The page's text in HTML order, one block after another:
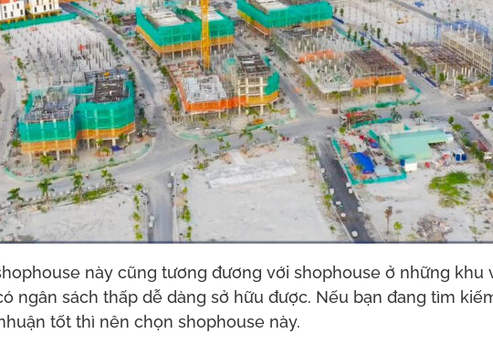
này cũng tương đương với shophouse ở những khu
ngân sách thấp dễ dàng sở hữu được. Nếu bạn đang tìm
tốt thì nên chọn shophouse này.